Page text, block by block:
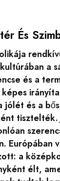
És
a
és a
és a
tisztelték.
Európában
a
élt,